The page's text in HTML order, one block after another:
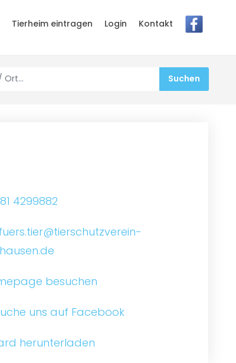
Tierheim eintragen Login Kontakt
4299882
besuchen
uns auf Facebook
herunterladen